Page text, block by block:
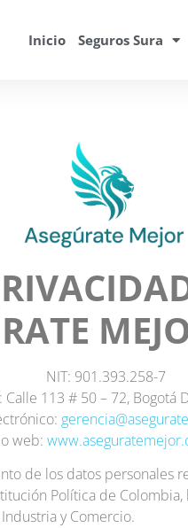
Inicio Seguros Sura
NIT: 901.393.258-7
113 # 50 – 72, Bogotá
web:
de los datos
Política de
y Comercio.